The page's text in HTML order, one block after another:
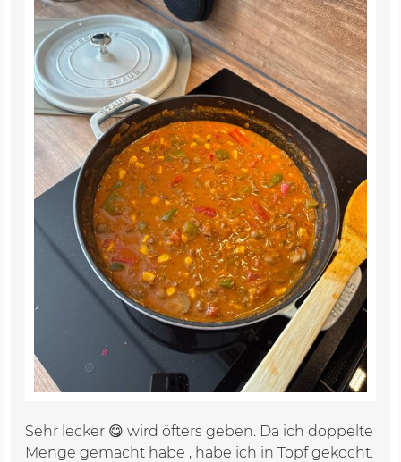
Sehr lecker 😋 wird öfters geben. Da ich doppelte
Menge gemacht habe , habe ich in Topf gekocht.